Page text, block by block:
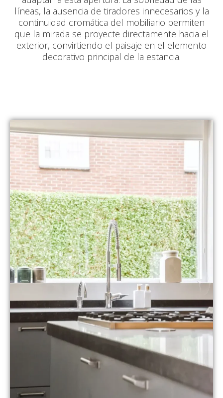
líneas, la ausencia de tiradores innecesarios y la
continuidad cromática del mobiliario permiten
que la mirada se proyecte directamente hacia el
exterior, convirtiendo el paisaje en el elemento
decorativo principal de la estancia.